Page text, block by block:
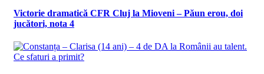
Victorie dramatică CFR Cluj la Mioveni – Păun erou, doi
jucători, nota 4